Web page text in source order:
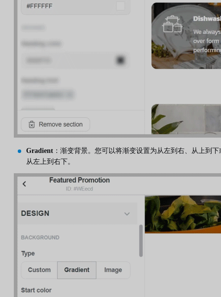
Gradient ：渐变背景。您可以将渐变设置为从左到右、从上到下
从左上到右下。